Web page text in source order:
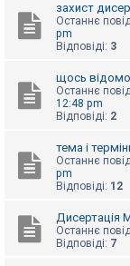
захист
Останнє
pm
Відповіді: 3
щось відомо
Останнє
12:48 pm
Відповіді: 2
тема і
Останнє
pm
Відповіді: 12
Дисертація
Останнє
Відповіді: 7